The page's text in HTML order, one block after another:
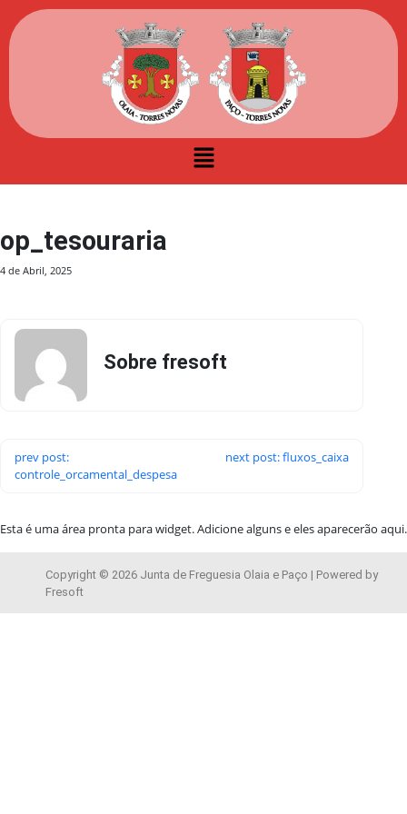
op_tesouraria
4 de Abril, 2025
Sobre fresoft
prev post:
controle_orcamental_despesa
next post: fluxos_caixa
Esta é uma área pronta para widget. Adicione alguns e eles aparecerão aqui.
Copyright © 2026 Junta de Freguesia Olaia e Paço | Powered by
Fresoft